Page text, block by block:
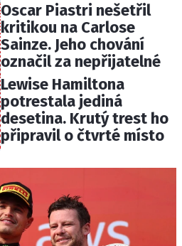
Oscar Piastri nešetřil
kritikou na Carlose
Sainze. Jeho chování
označil za nepřijatelné
Lewise Hamiltona
potrestala jediná
desetina. Krutý trest ho
připravil o čtvrté místo